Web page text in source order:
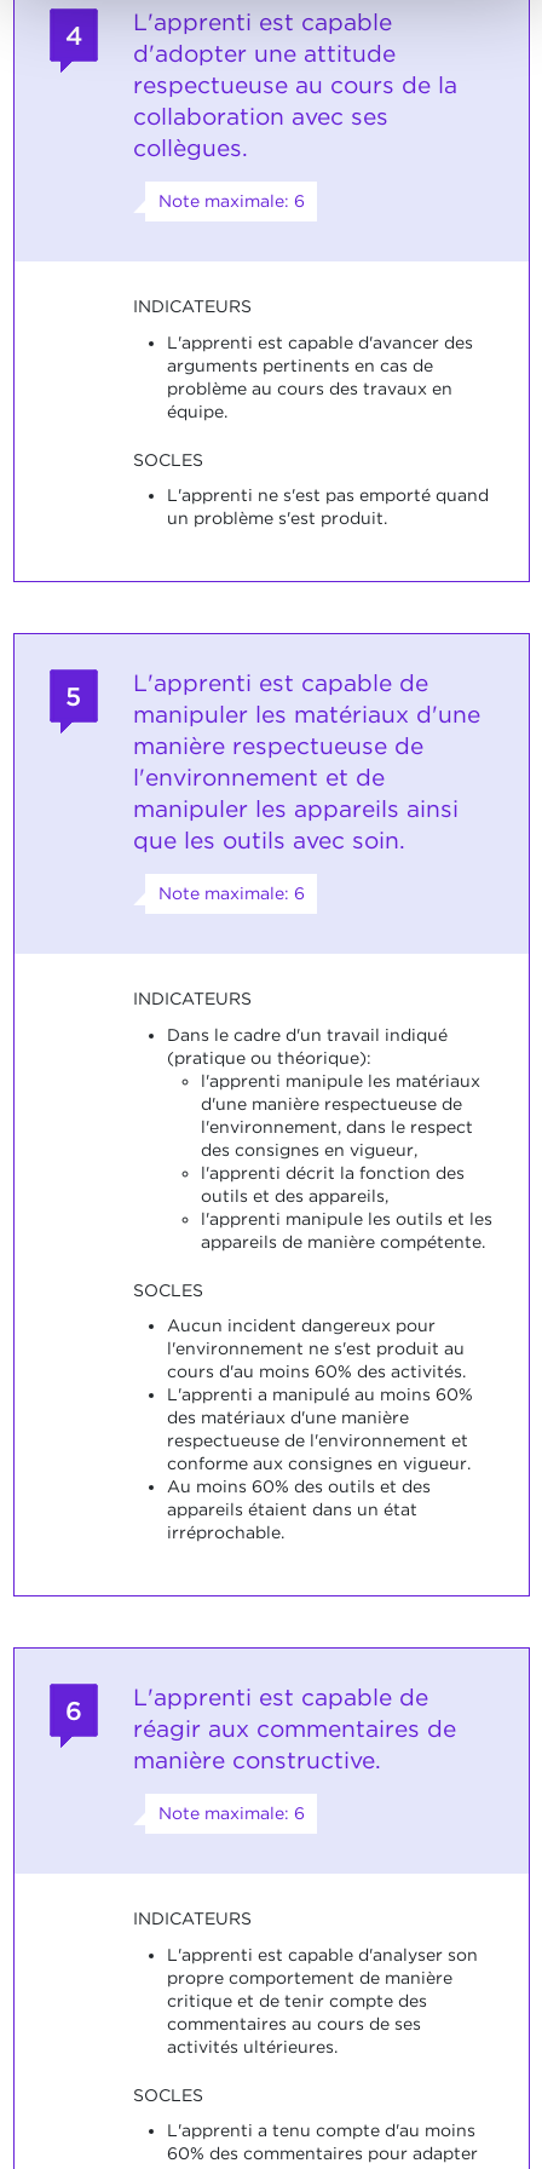
4
L'apprenti est capable
d'adopter une attitude
respectueuse au cours de la
collaboration avec ses
collègues.
Note maximale: 6
INDICATEURS
L'apprenti est capable d'avancer des
arguments pertinents en cas de
problème au cours des travaux en
équipe.
SOCLES
L'apprenti ne s'est pas emporté quand
un problème s'est produit.
5
L'apprenti est capable de
manipuler les matériaux d'une
manière respectueuse de
l'environnement et de
manipuler les appareils ainsi
que les outils avec soin.
Note maximale: 6
INDICATEURS
Dans le cadre d'un travail indiqué
(pratique ou théorique):
l'apprenti manipule les matériaux
d'une manière respectueuse de
l'environnement, dans le respect
des consignes en vigueur,
l'apprenti décrit la fonction des
outils et des appareils,
l'apprenti manipule les outils et les
appareils de manière compétente.
SOCLES
Aucun incident dangereux pour
l'environnement ne s'est produit au
cours d'au moins 60% des activités.
L'apprenti a manipulé au moins 60%
des matériaux d'une manière
respectueuse de l'environnement et
conforme aux consignes en vigueur.
Au moins 60% des outils et des
appareils étaient dans un état
irréprochable.
6
L'apprenti est capable de
réagir aux commentaires de
manière constructive.
Note maximale: 6
INDICATEURS
L'apprenti est capable d'analyser son
propre comportement de manière
critique et de tenir compte des
commentaires au cours de ses
activités ultérieures.
SOCLES
L'apprenti a tenu compte d'au moins
60% des commentaires pour adapter